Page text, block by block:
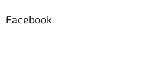
Facebook